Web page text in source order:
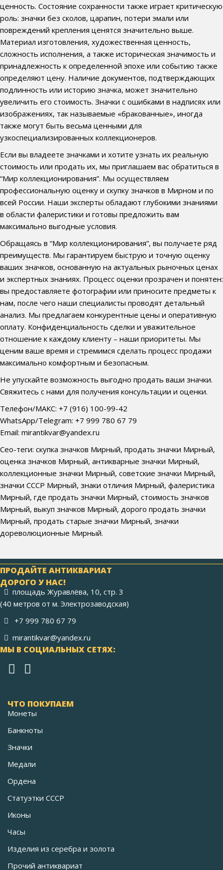
ценность. Состояние сохранности также играет критическую
роль: значки без сколов, царапин, потери эмали или
повреждений крепления ценятся значительно выше.
Материал изготовления, художественная ценность,
сложность исполнения, а также историческая значимость и
принадлежность к определенной эпохе или событию также
определяют цену. Наличие документов, подтверждающих
подлинность или историю значка, может значительно
увеличить его стоимость. Значки с ошибками в надписях или
изображениях, так называемые «бракованные», иногда
также могут быть весьма ценными для
узкоспециализированных коллекционеров.
Если вы владеете значками и хотите узнать их реальную
стоимость или продать их, мы приглашаем вас обратиться в
“Мир коллекционирования”. Мы осуществляем
профессиональную оценку и скупку значков в Мирном и по
всей России. Наши эксперты обладают глубокими знаниями
в области фалеристики и готовы предложить вам
максимально выгодные условия.
Обращаясь в “Мир коллекционирования”, вы получаете ряд
преимуществ. Мы гарантируем быструю и точную оценку
ваших значков, основанную на актуальных рыночных ценах
и экспертных знаниях. Процесс оценки прозрачен и понятен:
вы предоставляете фотографии или приносите предметы к
нам, после чего наши специалисты проводят детальный
анализ. Мы предлагаем конкурентные цены и оперативную
оплату. Конфиденциальность сделки и уважительное
отношение к каждому клиенту – наши приоритеты. Мы
ценим ваше время и стремимся сделать процесс продажи
максимально комфортным и безопасным.
Не упускайте возможность выгодно продать ваши значки.
Свяжитесь с нами для получения консультации и оценки.
Телефон/МАКС: +7 (916) 100-99-42
WhatsApp/Telegram: +7 999 780 67 79
Email: mirantikvar@yandex.ru
Сео-теги: скупка значков Мирный, продать значки Мирный,
оценка значков Мирный, антикварные значки Мирный,
коллекционные значки Мирный, советские значки Мирный,
значки СССР Мирный, знаки отличия Мирный, фалеристика
Мирный, где продать значки Мирный, стоимость значков
Мирный, выкуп значков Мирный, дорого продать значки
Мирный, продать старые значки Мирный, значки
дореволюционные Мирный.
ПРОДАЙТЕ АНТИКВАРИАТ
ДОРОГО У НАС!
площадь Журавлёва, 10, стр. 3
(40 метров от м. Электрозаводская)
+7 999 780 67 79
mirantikvar@yandex.ru
МЫ В СОЦИАЛЬНЫХ СЕТЯХ:
ЧТО ПОКУПАЕМ
Монеты
Банкноты
Значки
Медали
Ордена
Статуэтки СССР
Иконы
Часы
Изделия из серебра и золота
Прочий антиквариат